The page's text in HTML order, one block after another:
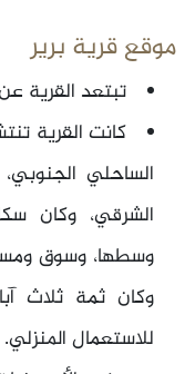
موقع قرية برير
تبتعد القرية عن غزة 18
كانت القرية
الساحلي
الشرقي، وكان
وسطها، وسوق
وكان ثمة ثلاث
للاستعمال المنزلي.